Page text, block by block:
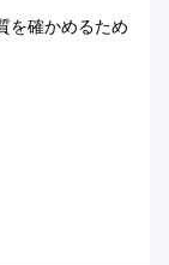
を確かめるため